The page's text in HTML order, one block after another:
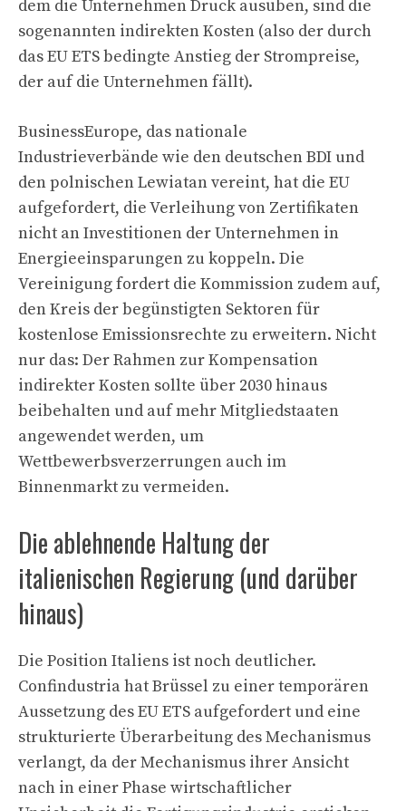
dem die Unternehmen Druck ausüben, sind die
sogenannten indirekten Kosten (also der durch
das EU ETS bedingte Anstieg der Strompreise,
der auf die Unternehmen fällt).
BusinessEurope, das nationale
Industrieverbände wie den deutschen BDI und
den polnischen Lewiatan vereint, hat die EU
aufgefordert, die Verleihung von Zertifikaten
nicht an Investitionen der Unternehmen in
Energieeinsparungen zu koppeln. Die
Vereinigung fordert die Kommission zudem auf,
den Kreis der begünstigten Sektoren für
kostenlose Emissionsrechte zu erweitern. Nicht
nur das: Der Rahmen zur Kompensation
indirekter Kosten sollte über 2030 hinaus
beibehalten und auf mehr Mitgliedstaaten
angewendet werden, um
Wettbewerbsverzerrungen auch im
Binnenmarkt zu vermeiden.
Die ablehnende Haltung der
italienischen Regierung (und darüber
hinaus)
Die Position Italiens ist noch deutlicher.
Confindustria hat Brüssel zu einer temporären
Aussetzung des EU ETS aufgefordert und eine
strukturierte Überarbeitung des Mechanismus
verlangt, da der Mechanismus ihrer Ansicht
nach in einer Phase wirtschaftlicher